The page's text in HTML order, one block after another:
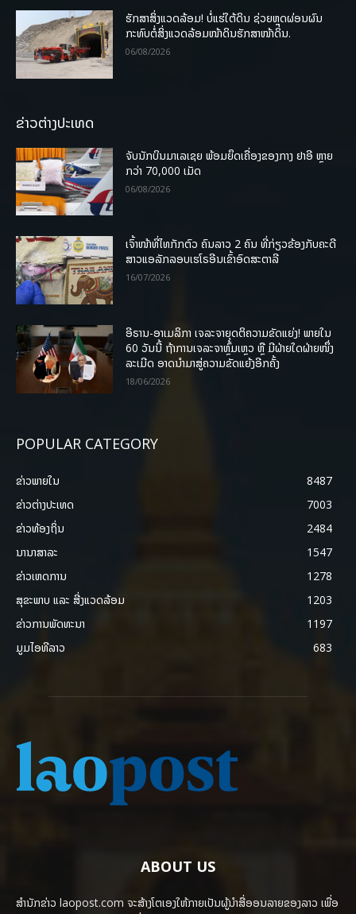
ຮັກສາສິ່ງແວດລ້ອມ! ບໍ່ແຮ່ໃຕ້ດິນ ຊ່ວຍຫຼຸດຜ່ອນຜົນ
ກະທົບຕໍ່ສິ່ງແວດລ້ອມໜ້າດິນຮັກສາໜ້າດິນ.
06/08/2026
ຂ່າວຕ່າງປະເທດ
ຈັບນັກບິນມາເລເຊຍ ພ້ອມຍຶດເຄື່ອງຂອງກາງ ຢາອີ ຫຼາຍ
ກວ່າ 70,000 ເມັດ
06/08/2026
ເຈົ້າໜ້າທີ່ໄທກັກຕົວ ຄົນລາວ 2 ຄົນ ທີ່ກ່ຽວຂ້ອງກັບຄະດີ
ສາວແອລັກລອບເຮໂຣອີນເຂົ້າອົດສະຕາລີ
16/07/2026
ອີຣານ-ອາເມລິກາ ເຈລະຈາຍຸດຕິຄວາມຂັດແຍ່ງ! ພາຍໃນ
60 ວັນນີ້ ຖ້າການເຈລະຈາຫຼົ້ມເຫຼວ ຫຼື ມີຝ່າຍໃດຝ່າຍໜຶ່ງ
ລະເມີດ ອາດນໍາມາສູ່ຄວາມຂັດແຍ້ງອີກຄັ້ງ
18/06/2026
POPULAR CATEGORY
ຂ່າວພາຍ​ໃນ
8487
ຂ່າວຕ່າງປະເທດ
7003
ຂ່າວທ້ອງຖິ່ນ
2484
ນານາສາລະ
1547
ຂ່າວເຫດການ
1278
ສຸຂະພາບ ແລະ ສີ່ງແວດລ້ອມ
1203
ຂ່າວການພັດທະນາ
1197
ມູມໄອທີລາວ
683
ABOUT US
ສຳນັກຂ່າວ laopost.com ຈະສ້າງໂຕເອງໃຫ້ກາຍເປັນຜູ້ນຳສື່ອອນລາຍຂອງລາວ ເພື່ອ